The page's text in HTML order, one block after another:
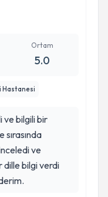
Ortam
5.0
Hastanesi
ve bilgili bir
sırasında
ve